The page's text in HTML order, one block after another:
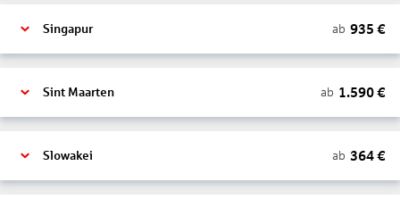
Singapur ab 935 €
Sint Maarten ab 1.590€
Slowakei ab 364€